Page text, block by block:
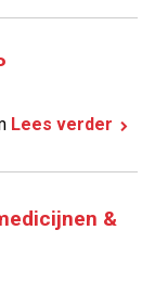
Lees verder
&